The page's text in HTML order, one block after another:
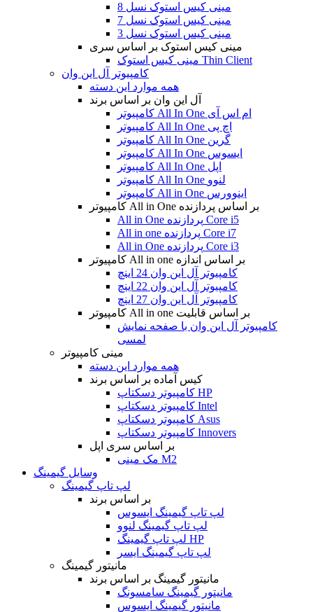
مینی کیس استوک نسل 8
مینی کیس استوک نسل 7
مینی کیس استوک نسل 3
مینی کیس استوک بر اساس سری
مینی کیس استوک Thin Client
کامپیوتر آل این وان
همه موارد این دسته
آل این وان بر اساس برند
کامپیوتر All In One ام اس آی
کامپیوتر All In One اچ پی
کامپیوتر All In One گرین
کامپیوتر All In One ایسوس
کامپیوتر All In One اپل
کامپیوتر All In One لنوو
کامپیوتر All in One اینوورس
کامپیوتر All in One بر اساس پردازنده
All in One پردازنده Core i5
All in one پردازنده Core i7
All in One پردازنده Core i3
کامپیوتر All in one بر اساس اندازه
کامپیوتر آل این وان 24 اینچ
کامپیوتر آل این وان 22 اینچ
کامپیوتر آل این وان 27 اینچ
کامپیوتر All in one بر اساس قابلیت
کامپیوتر آل این وان با صفحه نمایش
لمسی
مینی کامپیوتر
همه موارد این دسته
کیس آماده بر اساس برند
کامپیوتر دسکتاپ HP
کامپیوتر دسکتاپ Intel
کامپیوتر دسکتاپ Asus
کامپیوتر دسکتاپ Innovers
بر اساس سری اپل
مک مینی M2
وسایل گیمینگ
لپ تاپ گیمینگ
بر اساس برند
لپ تاپ گیمینگ ایسوس
لپ تاپ گیمینگ لنوو
لپ تاپ گیمینگ HP
لپ تاپ گیمینگ ایسر
مانیتور گیمینگ
مانیتور گیمینگ بر اساس برند
مانیتور گیمینگ سامسونگ
مانیتور گیمینگ ایسوس